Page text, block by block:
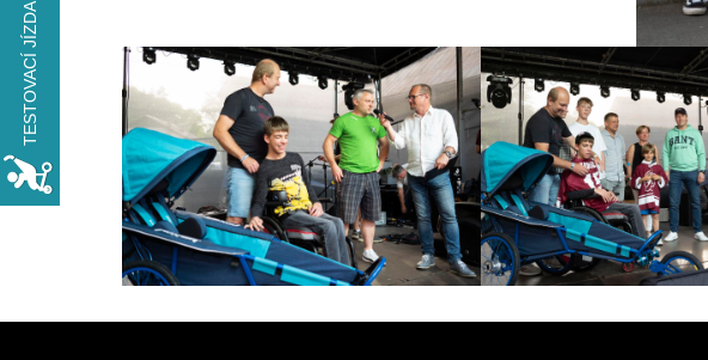
TESTOVACÍ JÍZDA
xROVER na den
ZDARMA
REZERVOVAT